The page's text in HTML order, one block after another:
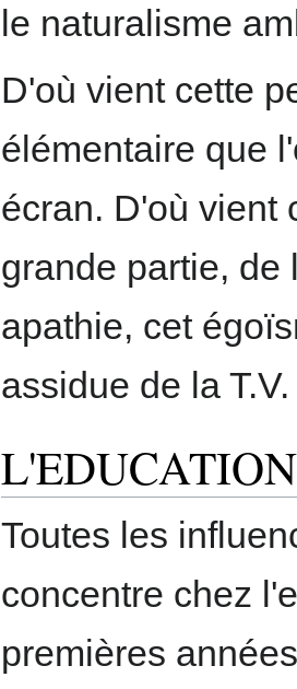
le naturalisme
D'où vient cette
élémentaire que
écran. D'où vient
grande partie, de
apathie, cet
assidue de la T.V.
Toutes les
concentre chez
premières